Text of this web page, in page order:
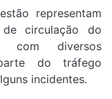
representam
circulação do
com diversos
do tráfego
incidentes.